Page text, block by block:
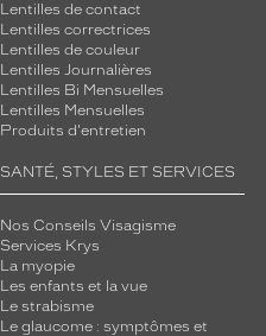
Lentilles de contact
Lentilles correctrices
Lentilles de couleur
Lentilles Journalières
Lentilles Bi Mensuelles
Lentilles Mensuelles
Produits d'entretien
SANTÉ, STYLES ET SERVICES
Nos Conseils Visagisme
Services Krys
La myopie
Les enfants et la vue
Le strabisme
Le glaucome : symptômes et